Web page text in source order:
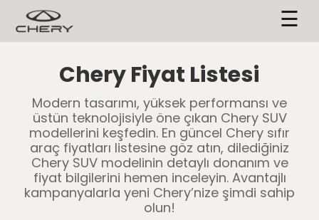
☰
Chery Fiyat Listesi
Modern tasarımı, yüksek performansı ve
üstün teknolojisiyle öne çıkan Chery SUV
modellerini keşfedin. En güncel Chery sıfır
araç fiyatları listesine göz atın, dilediğiniz
Chery SUV modelinin detaylı donanım ve
fiyat bilgilerini hemen inceleyin. Avantajlı
kampanyalarla yeni Chery’nize şimdi sahip
olun!